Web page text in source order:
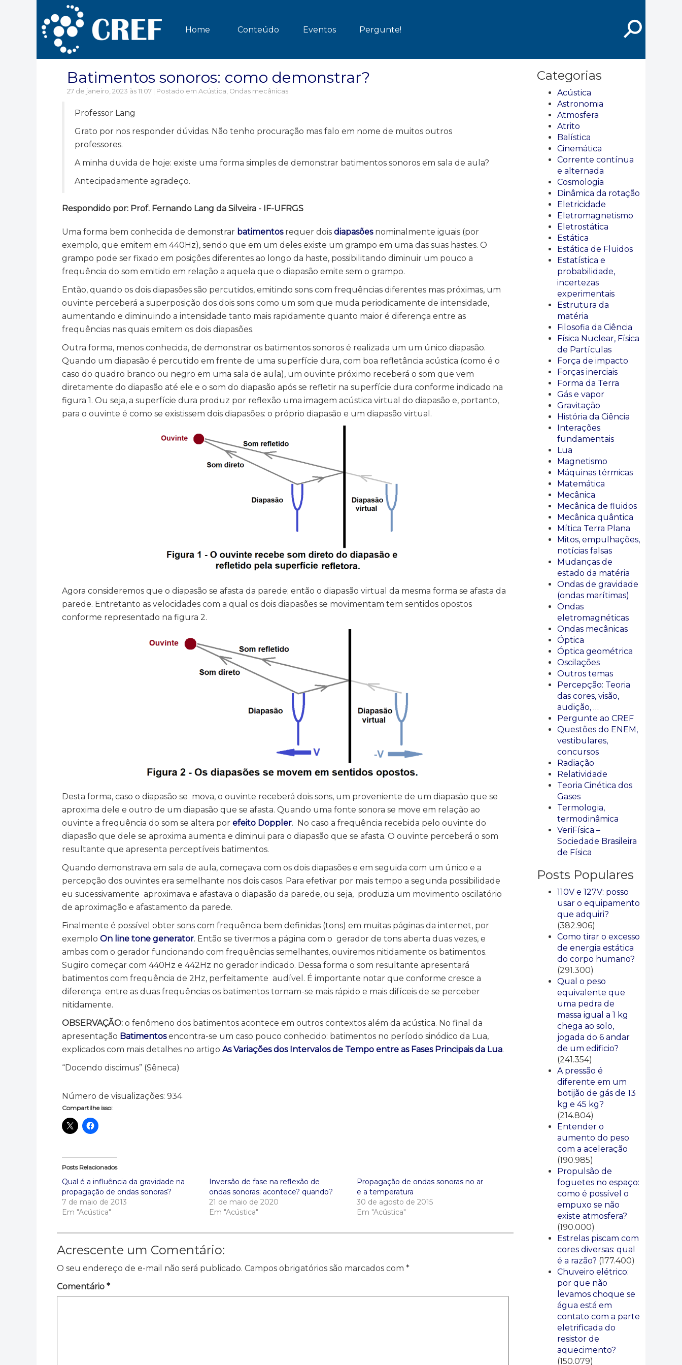
⚲
Home Conteúdo Eventos Pergunte!
Batimentos sonoros: como demonstrar?
27 de janeiro, 2023 às 11:07 | Postado em Acústica, Ondas mecânicas
Professor Lang
Grato por nos responder dúvidas. Não tenho procuração mas falo em nome de muitos outros
professores.
A minha duvida de hoje: existe uma forma simples de demonstrar batimentos sonoros em sala de aula?
Antecipadamente agradeço.
Respondido por: Prof. Fernando Lang da Silveira - IF-UFRGS
Uma forma bem conhecida de demonstrar batimentosrequer dois diapasõesnominalmente iguais (por
exemplo, que emitem em 440Hz), sendo que em um deles existe um grampo em uma das suas hastes. O
grampo pode ser fixado em posições diferentes ao longo da haste, possibilitando diminuir um pouco a
frequência do som emitido em relação a aquela que o diapasão emite sem o grampo.
Então, quando os dois diapasões são percutidos, emitindo sons com frequências diferentes mas próximas, um
ouvinte perceberá a superposição dos dois sons como um som que muda periodicamente de intensidade,
aumentando e diminuindo a intensidade tanto mais rapidamente quanto maior é diferença entre as
frequências nas quais emitem os dois diapasões.
Outra forma, menos conhecida, de demonstrar os batimentos sonoros é realizada um um único diapasão.
Quando um diapasão é percutido em frente de uma superfície dura, com boa refletância acústica (como é o
caso do quadro branco ou negro em uma sala de aula), um ouvinte próximo receberá o som que vem
diretamente do diapasão até ele e o som do diapasão após se refletir na superfície dura conforme indicado na
figura 1. Ou seja, a superfície dura produz por reflexão uma imagem acústica virtual do diapasão e, portanto,
para o ouvinte é como se existissem dois diapasões: o próprio diapasão e um diapasão virtual.
Agora consideremos que o diapasão se afasta da parede; então o diapasão virtual da mesma forma se afasta da
parede. Entretanto as velocidades com a qual os dois diapasões se movimentam tem sentidos opostos
conforme representado na figura 2.
Desta forma, caso o diapasão se mova, o ouvinte receberá dois sons, um proveniente de um diapasão que se
aproxima dele e outro de um diapasão que se afasta. Quando uma fonte sonora se move em relação ao
ouvinte a frequência do som se altera por efeito Doppler. No caso a frequência recebida pelo ouvinte do
diapasão que dele se aproxima aumenta e diminui para o diapasão que se afasta. O ouvinte perceberá o som
resultante que apresenta perceptíveis batimentos.
Quando demonstrava em sala de aula, começava com os dois diapasões e em seguida com um único e a
percepção dos ouvintes era semelhante nos dois casos. Para efetivar por mais tempo a segunda possibilidade
eu sucessivamente aproximava e afastava o diapasão da parede, ou seja, produzia um movimento oscilatório
de aproximação e afastamento da parede.
Finalmente é possível obter sons com frequência bem definidas (tons) em muitas páginas da internet, por
exemplo On line tone generator. Então se tivermos a página com o gerador de tons aberta duas vezes, e
ambas com o gerador funcionando com frequências semelhantes, ouviremos nitidamente os batimentos.
Sugiro começar com 440Hz e 442Hz no gerador indicado. Dessa forma o som resultante apresentará
batimentos com frequência de 2Hz, perfeitamente audível. É importante notar que conforme cresce a
diferença entre as duas frequências os batimentos tornam-se mais rápido e mais difíceis de se perceber
nitidamente.
OBSERVAÇÃO: o fenômeno dos batimentos acontece em outros contextos além da acústica. No final da
apresentação Batimentosencontra-se um caso pouco conhecido: batimentos no período sinódico da Lua,
explicados com mais detalhes no artigo As Variações dos Intervalos de Tempo entre as Fases Principais da Lua.
“Docendo discimus” (Sêneca)
Número de visualizações: 934
Compartilhe isso:
Posts Relacionados
Qual é a influência da gravidade na
propagação de ondas sonoras?
7 de maio de 2013
Em "Acústica"
Inversão de fase na reflexão de
ondas sonoras: acontece? quando?
21 de maio de 2020
Em "Acústica"
Propagação de ondas sonoras no ar
e a temperatura
30 de agosto de 2015
Em "Acústica"
Acrescente um Comentário:
O seu endereço de e-mail não será publicado. Campos obrigatórios são marcados com *
Comentário *
Categorias
Acústica
Astronomia
Atmosfera
Atrito
Balística
Cinemática
Corrente contínua
e alternada
Cosmologia
Dinâmica da rotação
Eletricidade
Eletromagnetismo
Eletrostática
Estática
Estática de Fluidos
Estatística e
probabilidade,
incertezas
experimentais
Estrutura da
matéria
Filosofia da Ciência
Física Nuclear, Física
de Partículas
Força de impacto
Forças inerciais
Forma da Terra
Gás e vapor
Gravitação
História da Ciência
Interações
fundamentais
Lua
Magnetismo
Máquinas térmicas
Matemática
Mecânica
Mecânica de fluidos
Mecânica quântica
Mítica Terra Plana
Mitos, empulhações,
notícias falsas
Mudanças de
estado da matéria
Ondas de gravidade
(ondas marítimas)
Ondas
eletromagnéticas
Ondas mecânicas
Óptica
Óptica geométrica
Oscilações
Outros temas
Percepção: Teoria
das cores, visão,
audição, …
Pergunte ao CREF
Questões do ENEM,
vestibulares,
concursos
Radiação
Relatividade
Teoria Cinética dos
Gases
Termologia,
termodinâmica
VeriFísica –
Sociedade Brasileira
de Física
Posts Populares
110V e 127V: posso
usar o equipamento
que adquiri?
(382.906)
Como tirar o excesso
de energia estática
do corpo humano?
(291.300)
Qual o peso
equivalente que
uma pedra de
massa igual a 1 kg
chega ao solo,
jogada do 6 andar
de um edificio?
(241.354)
A pressão é
diferente em um
botijão de gás de 13
kg e 45 kg?
(214.804)
Entender o
aumento do peso
com a aceleração
(190.985)
Propulsão de
foguetes no espaço:
como é possível o
empuxo se não
existe atmosfera?
(190.000)
Estrelas piscam com
cores diversas: qual
é a razão? (177.400)
Chuveiro elétrico:
por que não
levamos choque se
água está em
contato com a parte
eletrificada do
resistor de
aquecimento?
(150.079)